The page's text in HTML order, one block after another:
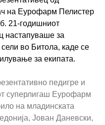
на Еурофарм Пелистер
21-годишниот
настапуваше за
во Битола, каде се
за екипата.
педигре и
суперлигаш Еурофарм
на младинската
Јован Даневски,